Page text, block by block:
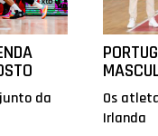
da
Os
Irlanda